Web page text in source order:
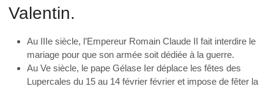
Valentin.
Au IIIe siècle, l’Empereur Romain Claude II fait interdire le
mariage pour que son armée soit dédiée à la guerre.
Au Ve siècle, le pape Gélase Ier déplace les fêtes des
Lupercales du 15 au 14 février février et impose de fêter la